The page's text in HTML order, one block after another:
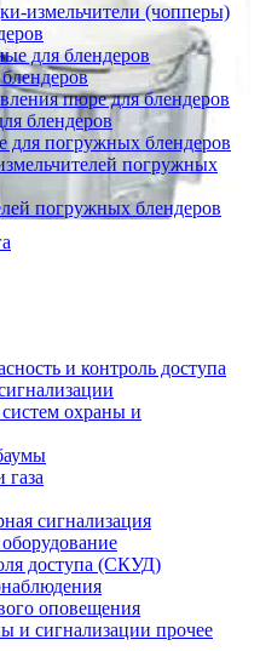
измельчители (чопперы)
для блендеров
пюре для блендеров
блендеров
для погружных блендеров
погружных
погружных блендеров
и контроль доступа
охраны и
газа
сигнализация
доступа (СКУД)
оповещения
и сигнализации прочее